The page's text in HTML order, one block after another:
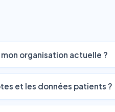
organisation actuelle ?
et les données patients ?